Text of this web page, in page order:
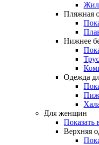
Пляжная
Нижнее
Одежда
Для женщин
Показать
Верхняя